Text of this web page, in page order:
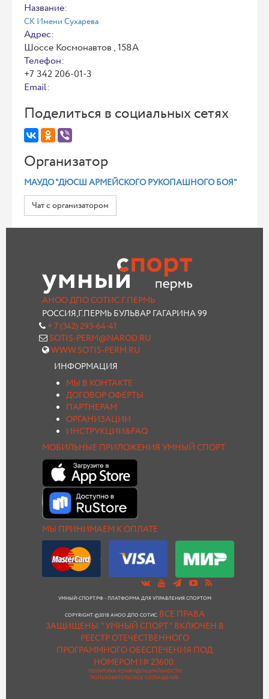
Название:
СК Имени Сухарева
Адрес:
Шоссе Космонавтов , 158А
Телефон:
+7 342 206‑01-3
Email:
Поделиться в социальных сетях
Организатор
МАУДО "ДЮСШ АРМЕЙСКОГО РУКОПАШНОГО БОЯ"
Чат с организатором
АНОО ДПО СОТИС Г.ПЕРМЬ
РОССИЯ,Г.ПЕРМЬ БУЛЬВАР ГАГАРИНА 99
+ 7 (342) 293-64-41
SOTIS-PERM@NAROD.RU
WWW.SOTIS-PERM.RU
ИНФОРМАЦИЯ
МЫ В КОНТАКТЕ
ДОГОВОР ОФЕРТЫ
ПАРТНЕРАМ
ОРГАНИЗАЦИИ
ИНСТРУКЦИИ&FAQ
МОБИЛЬНЫЕ ПРИЛОЖЕНИЯ УМНЫЙ СПОРТ
МЫ ПРИНИМАЕМ К ОПЛАТЕ
УМНЫЙ-СПОРТ.РФ - ПЛАТФОРМА ДЛЯ УПРАВЛЕНИЯ СПОРТОМ
COPYRIGHT ©2018 АНОО ДПО СОТИС. ВСЕ ПРАВА
ЗАЩИЩЕНЫ."УМНЫЙ СПОРТ " ВКЛЮЧЕН В
РЕЕСТР ОТЕЧЕСТВЕННОГО
ПРОГРАММНОГО ОБЕСПЕЧЕНИЯ ПОД
НОМЕРОМ № 23600.
ПОЛИТИКА КОНФИДЕНЦИАЛЬНОСТИ
ПОЛЬЗОВАТЕЛЬСКОЕ СОГЛАШЕНИЕ